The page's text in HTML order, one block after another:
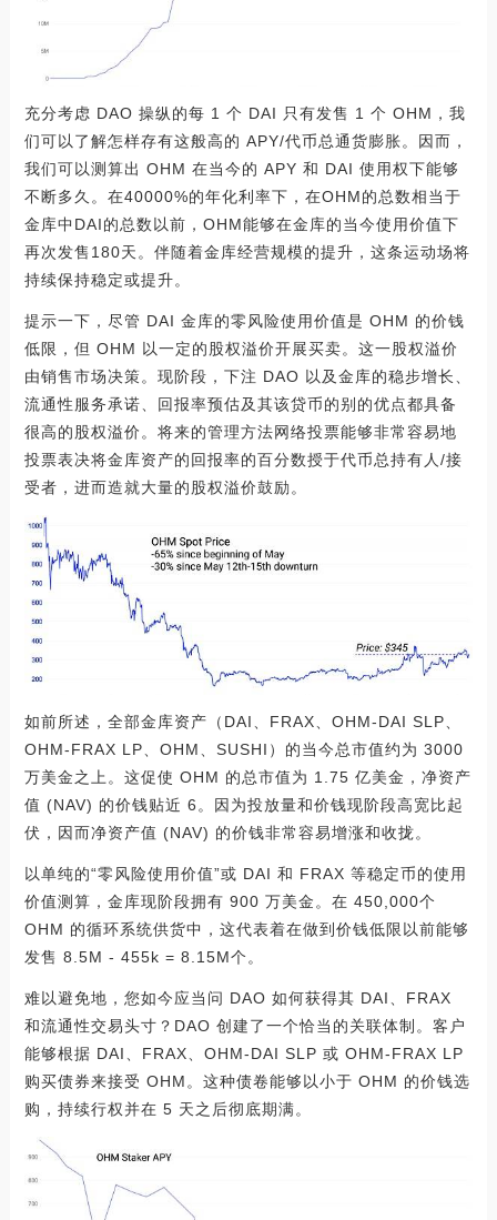
充分考虑 DAO 操纵的每 1 个 DAI 只有发售 1 个 OHM，我
们可以了解怎样存有这般高的 APY/代币总通货膨胀。因而，
我们可以测算出 OHM 在当今的 APY 和 DAI 使用权下能够
不断多久。在40000%的年化利率下，在OHM的总数相当于
金库中DAI的总数以前，OHM能够在金库的当今使用价值下
再次发售180天。伴随着金库经营规模的提升，这条运动场将
持续保持稳定或提升。
提示一下，尽管 DAI 金库的零风险使用价值是 OHM 的价钱
低限，但 OHM 以一定的股权溢价开展买卖。这一股权溢价
由销售市场决策。现阶段，下注 DAO 以及金库的稳步增长、
流通性服务承诺、回报率预估及其该贷币的别的优点都具备
很高的股权溢价。将来的管理方法网络投票能够非常容易地
投票表决将金库资产的回报率的百分数授于代币总持有人/接
受者，进而造就大量的股权溢价鼓励。
如前所述，全部金库资产（DAI、FRAX、OHM-DAI SLP、
OHM-FRAX LP、OHM、SUSHI）的当今总市值约为 3000
万美金之上。这促使 OHM 的总市值为 1.75 亿美金，净资产
值 (NAV) 的价钱贴近 6。因为投放量和价钱现阶段高宽比起
伏，因而净资产值 (NAV) 的价钱非常容易增涨和收拢。
以单纯的“零风险使用价值”或 DAI 和 FRAX 等稳定币的使用
价值测算，金库现阶段拥有 900 万美金。在 450,000个
OHM 的循环系统供货中，这代表着在做到价钱低限以前能够
发售 8.5M - 455k = 8.15M个。
难以避免地，您如今应当问 DAO 如何获得其 DAI、FRAX
和流通性交易头寸？DAO 创建了一个恰当的关联体制。客户
能够根据 DAI、FRAX、OHM-DAI SLP 或 OHM-FRAX LP
购买债券来接受 OHM。这种债卷能够以小于 OHM 的价钱选
购，持续行权并在 5 天之后彻底期满。